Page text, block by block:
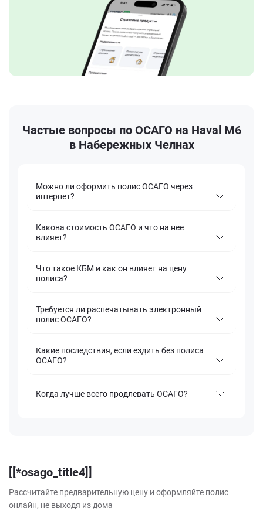
Частые вопросы по ОСАГО на Haval M6
в Набережных Челнах
Можно ли оформить полис ОСАГО через
интернет?
Какова стоимость ОСАГО и что на нее
влияет?
Что такое КБМ и как он влияет на цену
полиса?
Требуется ли распечатывать электронный
полис ОСАГО?
Какие последствия, если ездить без полиса
ОСАГО?
Когда лучше всего продлевать ОСАГО?
[[*osago_title4]]
Рассчитайте предварительную цену и оформляйте полис
онлайн, не выходя из дома